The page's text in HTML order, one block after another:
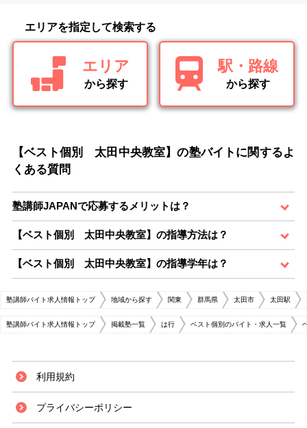
エリアを指定して検索する
エリア
から探す
駅・路線
から探す
【ベスト個別 太田中央教室】の塾バイトに関するよ
くある質問
塾講師JAPANで応募するメリットは？
【ベスト個別 太田中央教室】の指導方法は？
【ベスト個別 太田中央教室】の指導学年は？
塾講師バイト求人情報トップ 地域から探す 関東 群馬県 太田市 太田駅
塾講師バイト求人情報トップ 掲載塾一覧 は行 ベスト個別のバイト・求人一覧
利用規約
プライバシーポリシー